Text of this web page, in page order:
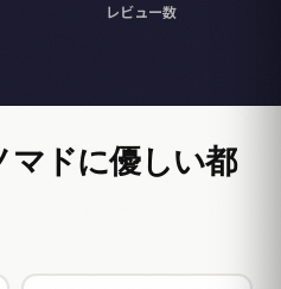
レビュー数
ドに優しい都